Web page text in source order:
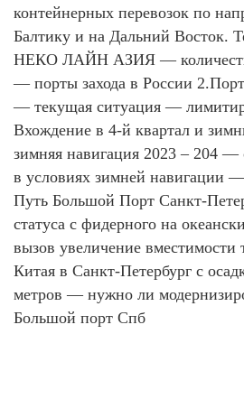
контейнерных перевозок по
Балтику и на Дальний Восток.
НЕКО ЛАЙН АЗИЯ —
— порты захода в России
— текущая ситуация —
Вхождение в 4-й квартал и
зимняя навигация 2023 – 204 —
в условиях зимней навигации
Путь Большой Порт Санкт-
статуса с фидерного на
вызов увеличение
Китая в Санкт-Петербург с
метров — нужно ли
Большой порт Спб